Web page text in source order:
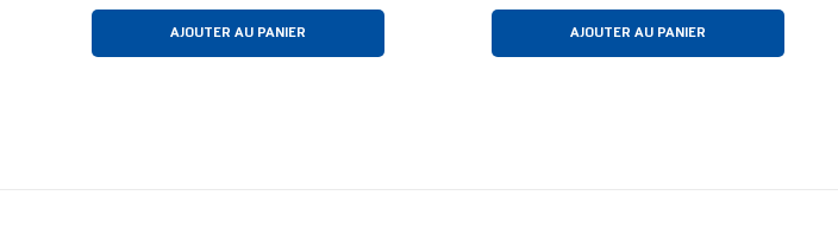
AJOUTER AU PANIER
ARGB De 120 Mm, Mécanisme
D'emboîteAJOUTER AU PANIER